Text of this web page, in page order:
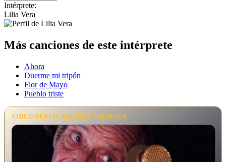
Intérprete:
Lilia Vera
Más canciones de este intérprete
Ahora
Duerme mi tripón
Flor de Mayo
Pueblo triste
VIDEO DESTACADO DE LA SEMANA